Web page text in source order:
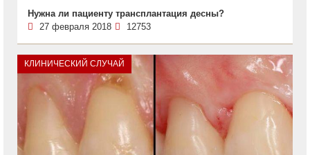
Нужна ли пациенту трансплантация десны?
27 февраля 2018
12753
КЛИНИЧЕСКИЙ СЛУЧАЙ